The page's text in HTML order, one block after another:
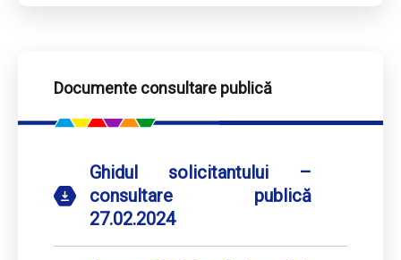
Documente consultare publică
Ghidul solicitantului –
consultare publică
27.02.2024